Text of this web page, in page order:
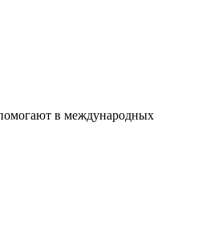
в международных